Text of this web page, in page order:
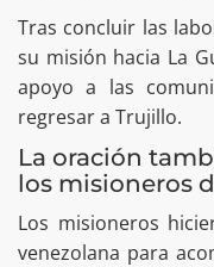
Tras concluir las
su misión hacia La
apoyo a las
regresar a Trujillo.
La oración
los misioneros
Los misioneros
venezolana para